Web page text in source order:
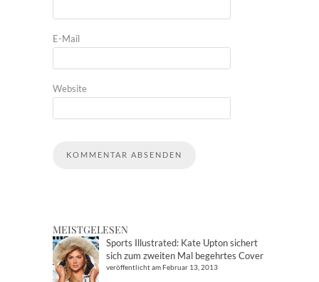
E-Mail
Website
MEISTGELESEN
Sports Illustrated: Kate Upton sichert
sich zum zweiten Mal begehrtes Cover
veröffentlicht am Februar 13, 2013